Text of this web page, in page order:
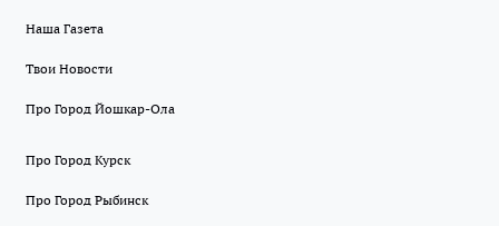
Наша Газета
Твои Новости
Про Город Йошкар-Ола
Про Город Курск
Про Город Рыбинск